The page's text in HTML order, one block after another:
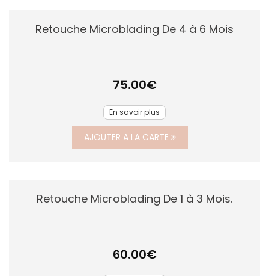
Retouche Microblading De 4 à 6 Mois
75.00€
En savoir plus
AJOUTER A LA CARTE
Retouche Microblading De 1 à 3 Mois.
60.00€